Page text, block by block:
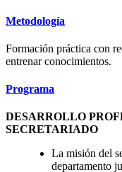
Metodología
Formación práctica con
entrenar conocimientos.
Programa
DESARROLLO
SECRETARIADO
La misión del
departamento